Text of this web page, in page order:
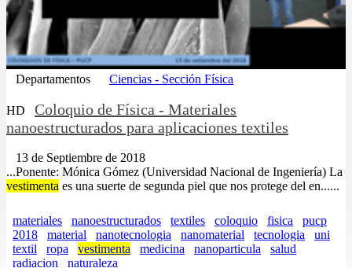
Departamentos Ciencias - Sección Física
HD
Coloquio de Física - Materiales
nanoestructurados para aplicaciones textiles
13 de Septiembre de 2018
...Ponente: Mónica Gómez (Universidad Nacional de Ingeniería) La
vestimenta es una suerte de segunda piel que nos protege del en......
materiales nanoestructurados textiles coloquio fisica
pucp
2018
material nanotecnologia nanomaterial tecnologia
uni
textil
ropa vestimenta medicina nanoparticula
salud
radiacion
naturaleza